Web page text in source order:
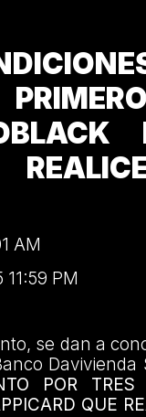
AM
PM
se dan a
Davivienda
POR
QUE